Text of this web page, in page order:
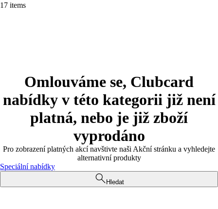
17 items
Omlouváme se, Clubcard
nabídky v této kategorii již není
platná, nebo je již zboží
vyprodáno
Pro zobrazení platných akcí navštivte naši Akční stránku a vyhledejte
alternativní produkty
Speciální nabídky
Hledat